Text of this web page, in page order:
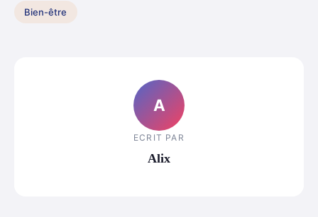
Bien-être
A
ECRIT PAR
Alix